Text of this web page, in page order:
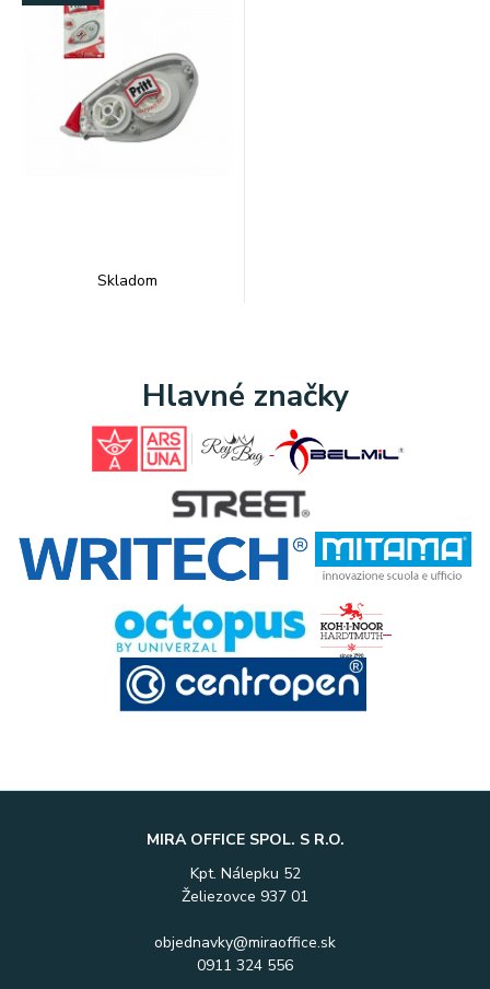
Skladom
Hlavné značky
MIRA OFFICE SPOL. S R.O.
Kpt. Nálepku 52
Želiezovce 937 01
objednavky@miraoffice.sk
0911 324 556